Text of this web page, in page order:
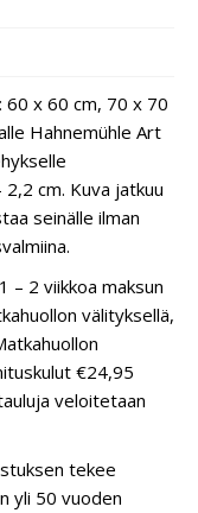
60 x 60 cm, 70 x 70
Hahnemühle Art
cm. Kuva jatkuu
seinälle ilman
– 2 viikkoa maksun
välityksellä,
€24,95
veloitetaan
tekee
yli 50 vuoden